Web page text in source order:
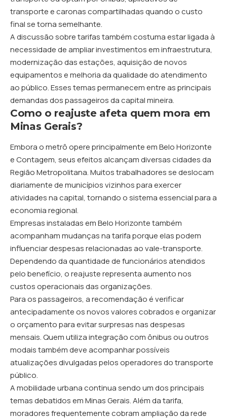
transporte e caronas compartilhadas quando o custo
final se torna semelhante.
A discussão sobre tarifas também costuma estar ligada à
necessidade de ampliar investimentos em infraestrutura,
modernização das estações, aquisição de novos
equipamentos e melhoria da qualidade do atendimento
ao público. Esses temas permanecem entre as principais
demandas dos passageiros da capital mineira.
Como o reajuste afeta quem mora em
Minas Gerais?
Embora o metrô opere principalmente em Belo Horizonte
e Contagem, seus efeitos alcançam diversas cidades da
Região Metropolitana. Muitos trabalhadores se deslocam
diariamente de municípios vizinhos para exercer
atividades na capital, tornando o sistema essencial para a
economia regional.
Empresas instaladas em Belo Horizonte também
acompanham mudanças na tarifa porque elas podem
influenciar despesas relacionadas ao vale-transporte.
Dependendo da quantidade de funcionários atendidos
pelo benefício, o reajuste representa aumento nos
custos operacionais das organizações.
Para os passageiros, a recomendação é verificar
antecipadamente os novos valores cobrados e organizar
o orçamento para evitar surpresas nas despesas
mensais. Quem utiliza integração com ônibus ou outros
modais também deve acompanhar possíveis
atualizações divulgadas pelos operadores do transporte
público.
A mobilidade urbana continua sendo um dos principais
temas debatidos em Minas Gerais. Além da tarifa,
moradores frequentemente cobram ampliação da rede